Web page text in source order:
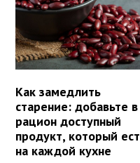
Как замедлить
старение: добавьте в
рацион доступный
продукт, который
на каждой кухне